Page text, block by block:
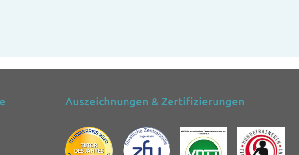
Auszeichnungen & Zertifizierungen